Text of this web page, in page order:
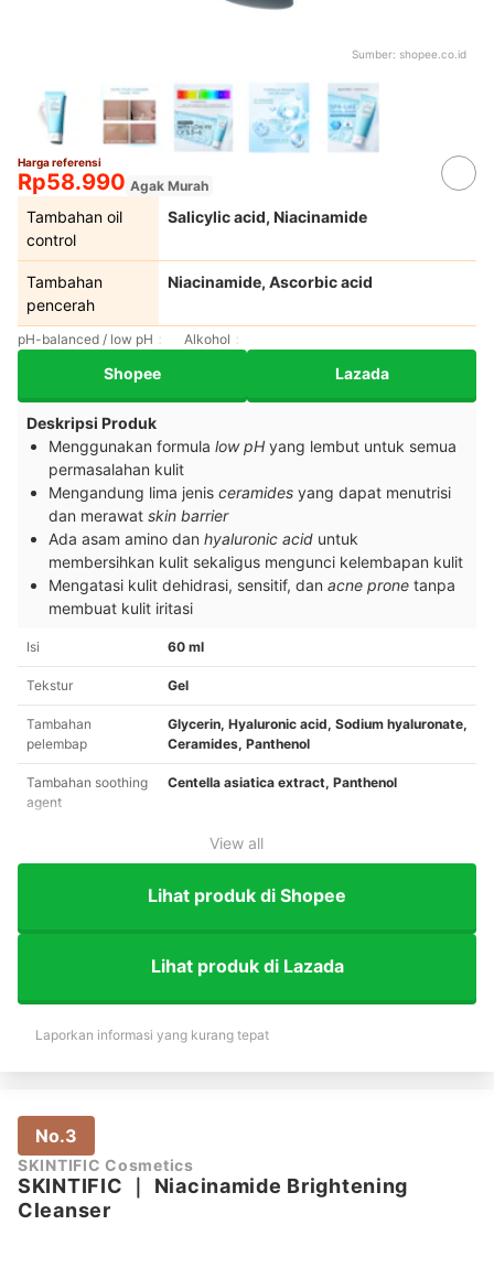
Sumber: shopee.co.id
Harga referensi
Rp58.990 Agak Murah
Tambahan oil
control
Salicylic acid, Niacinamide
Tambahan
pencerah
Niacinamide, Ascorbic acid
pH-balanced / low pH Alkohol
Shopee Lazada
Deskripsi Produk
Menggunakan formula low pH yang lembut untuk semua
permasalahan kulit
Mengandung lima jenis ceramides yang dapat menutrisi
dan merawat skin barrier
Ada asam amino dan hyaluronic acid untuk
membersihkan kulit sekaligus mengunci kelembapan kulit
Mengatasi kulit dehidrasi, sensitif, dan acne prone tanpa
membuat kulit iritasi
Isi 60 ml
Tekstur Gel
Tambahan
pelembap
Glycerin, Hyaluronic acid, Sodium hyaluronate,
Ceramides, Panthenol
Tambahan soothing
agent
Centella asiatica extract, Panthenol
View all
Lihat produk di Shopee
Lihat produk di Lazada
Laporkan informasi yang kurang tepat
No.3
SKINTIFIC Cosmetics
SKINTIFIC ｜ Niacinamide Brightening
Cleanser